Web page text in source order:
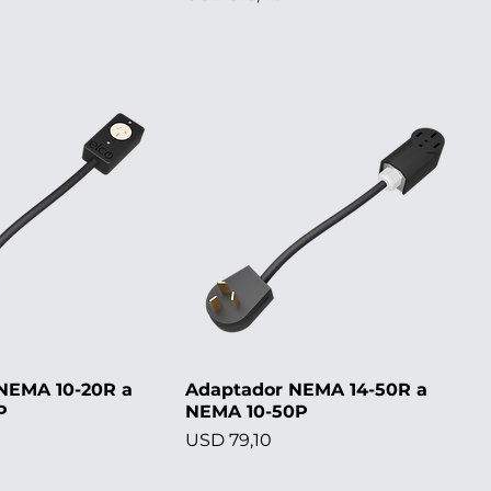
10-20R a
Adaptador NEMA 14-50R a
NEMA 10-50P
Precio
USD 79,10